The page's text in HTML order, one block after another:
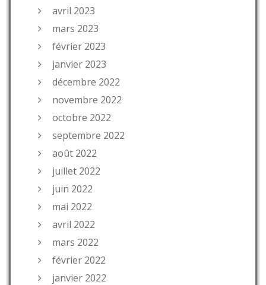
avril 2023
mars 2023
février 2023
janvier 2023
décembre 2022
novembre 2022
octobre 2022
septembre 2022
août 2022
juillet 2022
juin 2022
mai 2022
avril 2022
mars 2022
février 2022
janvier 2022